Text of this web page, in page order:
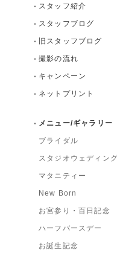
スタッフ紹介
スタッフブログ
旧スタッフブログ
撮影の流れ
キャンペーン
ネットプリント
メニュー/ギャラリー
ブライダル
スタジオウェディング
マタニティー
New Born
お宮参り・百日記念
ハーフバースデー
お誕生記念